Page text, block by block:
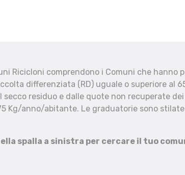
Ricicloni comprendono i Comuni che
differenziata (RD) uguale o superiore al
secco residuo e dalle quote non recuperate
Kg/anno/abitante. Le graduatorie sono
spalla a sinistra per cercare il tuo